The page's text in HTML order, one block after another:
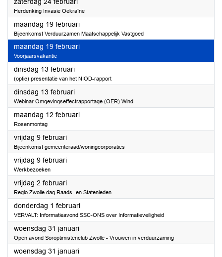
Herdenking Invasie Oekraïne
maandag 19 februari2024
Bijeenkomst Verduurzamen Maatschappelijk Vastgoed
maandag 19 februari2024
Voorjaarsvakantie
dinsdag 13 februari2024
(optie) presentatie van het NIOD-rapport
dinsdag 13 februari2024
Webinar Omgevingseffectrapportage (OER) Wind
maandag 12 februari2024
Rosenmontag
vrijdag 9 februari2024
Bijeenkomst gemeenteraad/woningcorporaties
vrijdag 9 februari2024
Werkbezoeken
vrijdag 2 februari2024
Regio Zwolle dag Raads- en Statenleden
donderdag 1 februari2024
VERVALT: Informatieavond SSC-ONS over Informatieveiligheid
woensdag 31 januari2024
Open avond Soroptimistenclub Zwolle - Vrouwen in verduurzaming
woensdag 31 januari2024